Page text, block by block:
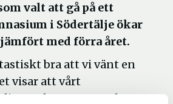
valt att gå på ett
i Södertälje ökar
med förra året.
bra att vi vänt en
visar att vårt
ger resultat,